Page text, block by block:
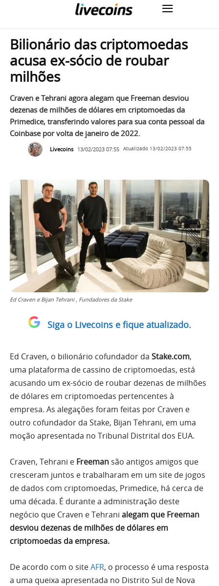
Bilionário das criptomoedas
acusa ex-sócio de roubar
milhões
Craven e Tehrani agora alegam que Freeman desviou
dezenas de milhões de dólares em criptomoedas da
Primedice, transferindo valores para sua conta pessoal da
Coinbase por volta de janeiro de 2022.
Livecoins 13/02/2023 07:55 Atualizado 13/02/2023 07:55
Ed Craven e Bijan Tehrani , Fundadores da Stake
Siga o Livecoins e fique atualizado.
Ed Craven, o bilionário cofundador da Stake.com,
uma plataforma de cassino de criptomoedas, está
acusando um ex-sócio de roubar dezenas de milhões
de dólares em criptomoedas pertencentes à
empresa. As alegações foram feitas por Craven e
outro cofundador da Stake, Bijan Tehrani, em uma
moção apresentada no Tribunal Distrital dos EUA.
Craven, Tehrani e Freeman são antigos amigos que
cresceram juntos e trabalharam em um site de jogos
de dados com criptomoedas, Primedice, há cerca de
uma década. É durante a administração deste
negócio que Craven e Tehrani alegam que Freeman
desviou dezenas de milhões de dólares em
criptomoedas da empresa.
De acordo com o siteAFR, o processo é uma resposta
a uma queixa apresentada no Distrito Sul de Nova